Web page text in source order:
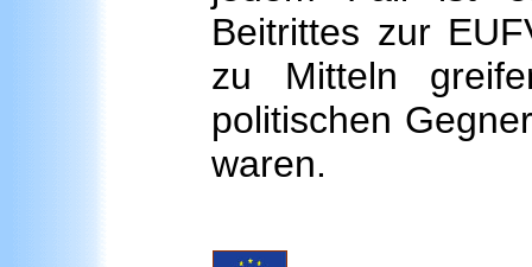
Beitrittes zur
zu Mitteln
politischen
waren.